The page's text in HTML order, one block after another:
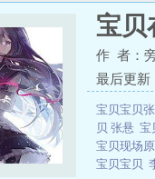
宝贝
作 者：
最后更新
宝贝宝贝
贝 张悬 宝
宝贝现场
宝贝宝贝